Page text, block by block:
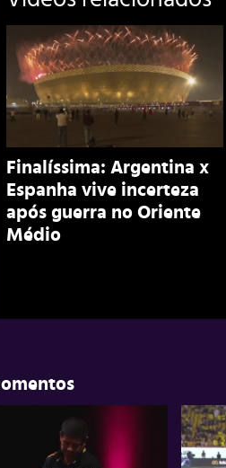
Finalíssima: Argentina x
Espanha vive incerteza
após guerra no Oriente
Médio